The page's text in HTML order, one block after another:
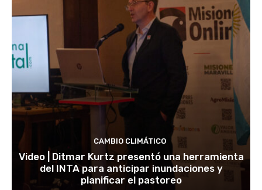
CAMBIO CLIMÁTICO
Video | Ditmar Kurtz presentó una herramienta
del INTA para anticipar inundaciones y
planificar el pastoreo